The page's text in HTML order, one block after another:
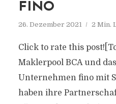
FINO
26. Dezember 2021 2 Min.
Click to rate this
Maklerpool BCA und
Unternehmen fino mit
haben ihre